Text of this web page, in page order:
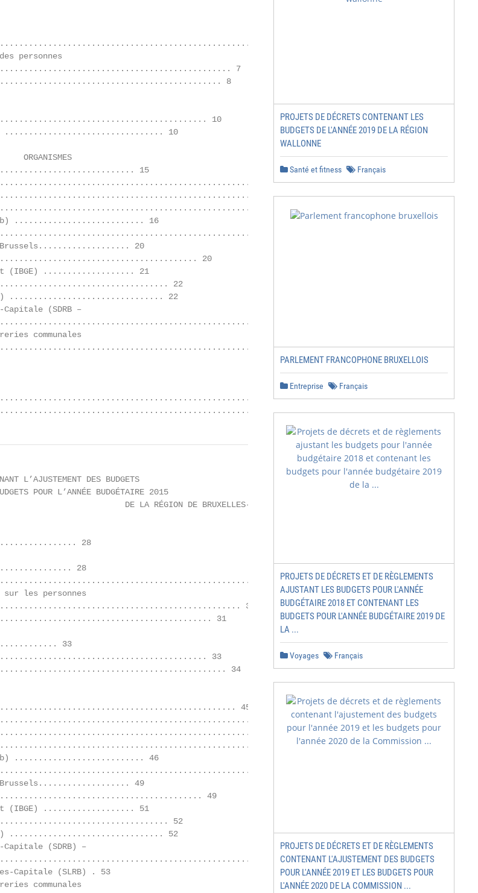
6
personnes
7
8
10
10
15
15
15
16
........................... 16
18
20
20
(IBGE) ................... 21
22
................................ 22
(SDRB –
22
communales
23
24
24
L’AJUSTEMENT DES BUDGETS
POUR L’ANNÉE BUDGÉTAIRE 2015
DE LA RÉGION DE BRUXELLES‐CAPITALE / 3
28
28
28
sur les personnes
30
31
33
33
34
45
45
45
46
........................... 46
47
49
49
(IBGE) ................... 51
52
................................ 52
(SDRB) –
53
(SLRB) . 53
communales
PROJETS DE DÉCRETS CONTENANT LES
BUDGETS DE L'ANNÉE 2019 DE LA RÉGION
WALLONNE
Santé et fitness Français
PARLEMENT FRANCOPHONE BRUXELLOIS
Entreprise Français
PROJETS DE DÉCRETS ET DE RÈGLEMENTS
AJUSTANT LES BUDGETS POUR L'ANNÉE
BUDGÉTAIRE 2018 ET CONTENANT LES
BUDGETS POUR L'ANNÉE BUDGÉTAIRE 2019 DE
LA ...
Voyages Français
PROJETS DE DÉCRETS ET DE RÈGLEMENTS
CONTENANT L'AJUSTEMENT DES BUDGETS
POUR L'ANNÉE 2019 ET LES BUDGETS POUR
L'ANNÉE 2020 DE LA COMMISSION ...